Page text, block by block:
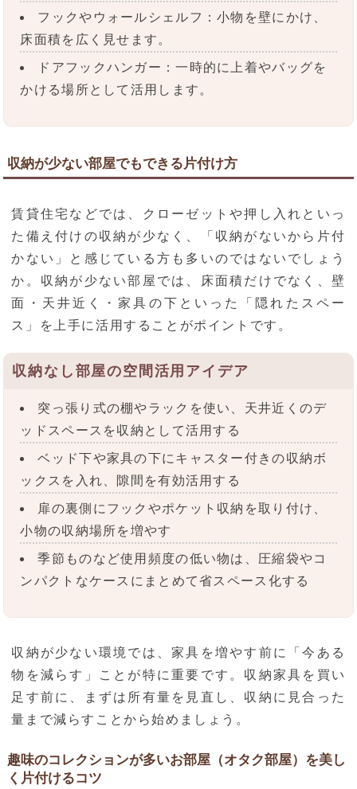
フックやウォールシェルフ：小物を壁にかけ、
床面積を広く見せます。
ドアフックハンガー：一時的に上着やバッグを
かける場所として活用します。
収納が少ない部屋でもできる片付け方
賃貸住宅などでは、クローゼットや押し入れといっ
た備え付けの収納が少なく、「収納がないから片付
かない」と感じている方も多いのではないでしょう
か。収納が少ない部屋では、床面積だけでなく、壁
面・天井近く・家具の下といった「隠れたスペー
ス」を上手に活用することがポイントです。
収納なし部屋の空間活用アイデア
突っ張り式の棚やラックを使い、天井近くのデ
ッドスペースを収納として活用する
ベッド下や家具の下にキャスター付きの収納ボ
ックスを入れ、隙間を有効活用する
扉の裏側にフックやポケット収納を取り付け、
小物の収納場所を増やす
季節ものなど使用頻度の低い物は、圧縮袋やコ
ンパクトなケースにまとめて省スペース化する
収納が少ない環境では、家具を増やす前に「今ある
物を減らす」ことが特に重要です。収納家具を買い
足す前に、まずは所有量を見直し、収納に見合った
量まで減らすことから始めましょう。
趣味のコレクションが多いお部屋（オタク部屋）を美し
く片付けるコツ